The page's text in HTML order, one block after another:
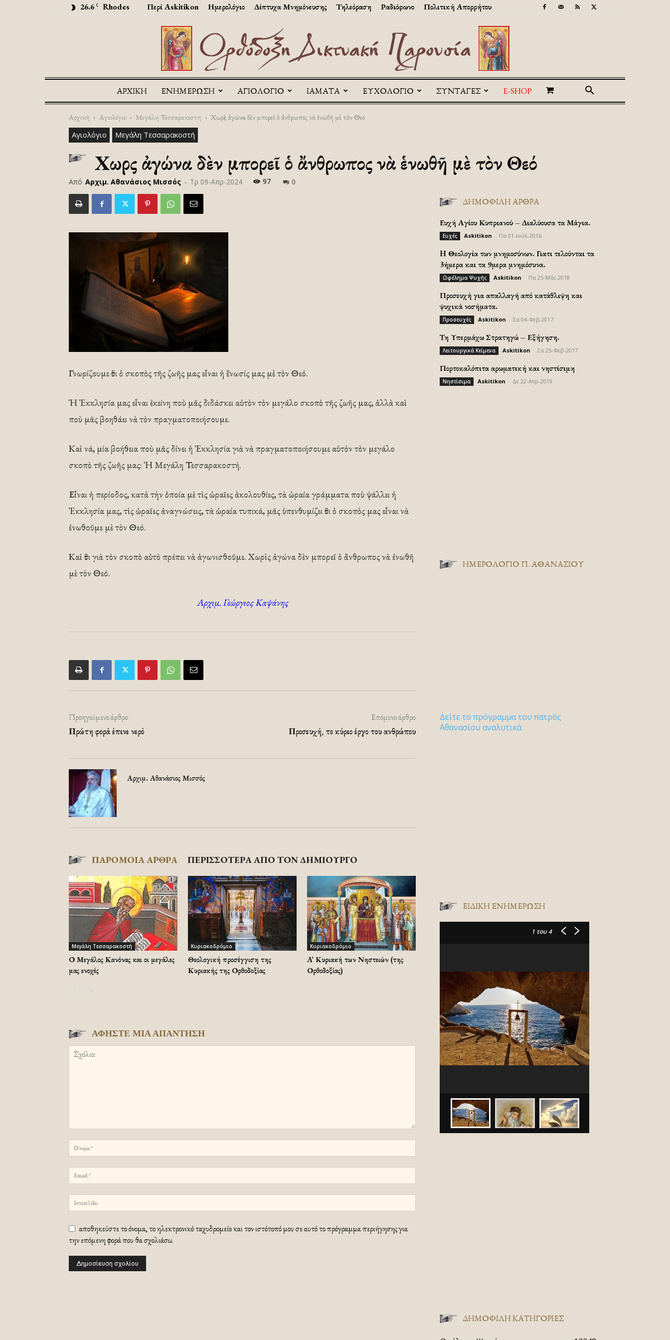
26.6 C Rhodes Περί Askitikon Ημερολόγιο Δίπτυχα Μνημόνευσης Τηλεόραση Ραδιόφωνο Πολιτική Απορρήτου
Askitikon
ΑΡΧΙΚΉ ΕΝΗΜΕΡΩΣΗ ΑΓΙΟΛΟΓΙΟ ΙΑΜΑΤΑ ΕΥΧΟΛΟΓΙΟ ΣΥΝΤΑΓΕΣ E-SHOP
Αρχική Αγιολόγιο Μεγάλη Τεσσαρακοστή Χωρὶς ἀγώνα δὲν μπορεῖ ὁ ἄνθρωπος νὰ ἑνωθῆ μὲ τὸν Θεό
Αγιολόγιο Μεγάλη Τεσσαρακοστή
Χωρὶς ἀγώνα δὲν μπορεῖ ὁ ἄνθρωπος νὰ ἑνωθῆ μὲ τὸν Θεό
Από Αρχιμ. Αθανάσιος Μισσός - Τρ 09-Απρ-2024 97 0
Γνωρίζουμε ὅτι ὁ σκοπὸς τῆς ζωῆς μας εἶναι ἡ ἕνωσίς μας μὲ τὸν Θεό.
Ἡ Ἐκκλησία μας εἶναι ἐκείνη ποὺ μᾶς διδάσκει αὐτὸν τὸν μεγάλο σκοπὸ τῆς ζωῆς μας, ἀλλὰ καὶ
ποὺ μᾶς βοηθάει νὰ τὸν πραγματοποιήσουμε.
Καὶ νά, μία βοήθεια ποὺ μᾶς δίνει ἡ Ἐκκλησία γιὰ νὰ πραγματοποιήσουμε αὐτὸν τὸν μεγάλο
σκοπὸ τῆς ζωῆς μας: Ἡ Μεγάλη Τεσσαρακοστή.
Εἶναι ἡ περίοδος, κατὰ τὴν ὁποία μὲ τὶς ὡραῖες ἀκολουθίες, τὰ ὡραία γράμματα ποὺ ψάλλει ἡ
Ἐκκλησία μας, τὶς ὡραῖες ἀναγνώσεις, τὰ ὡραία τυπικά, μᾶς ὑπενθυμίζει ὅτι ὁ σκοπὸς μας εἶναι νὰ
ἑνωθοῦμε μὲ τὸν Θεό.
Καὶ ὅτι γιὰ τὸν σκοπὸ αὐτὸ πρέπει νὰ ἀγωνισθοῦμε. Χωρὶς ἀγώνα δὲν μπορεῖ ὁ ἄνθρωπος νὰ ἑνωθῆ
μὲ τὸν Θεό.
Αρχιμ. Γεώργιος Καψάνης
Προηγούμενο άρθρο
Πρώτη φορά έπινε νερό
Επόμενο άρθρο
Προσευχή, το κύριο έργο του ανθρώπου
Αρχιμ. Αθανάσιος Μισσός
ΠΑΡΟΜΟΙΑ ΑΡΘΡΑ ΠΕΡΙΣΣΟΤΕΡΑ ΑΠΟ ΤΟΝ ΔΗΜΙΟΥΡΓΟ
Μεγάλη Τεσσαρακοστή
Ο Μεγάλος Κανόνας και οι μεγάλες
μας ενοχές
Κυριακοδρόμιο
Θεολογική προσέγγιση της
Κυριακής της Ορθοδοξίας
Κυριακοδρόμιο
A’ Κυριακή των Νηστειών (της
Ορθοδοξίας)
ΑΦΗΣΤΕ ΜΙΑ ΑΠΑΝΤΗΣΗ
αποθηκεύστε το όνομα, το ηλεκτρονικό ταχυδρομείο και τον ιστότοπό μου σε αυτό το πρόγραμμα περιήγησης για
την επόμενη φορά που θα σχολιάσω.
ΔΗΜΟΦΙΛΗ ΑΡΘΡΑ
Ευχή Αγίου Κυπριανού – Διαλύουσα τα Μάγια.
Ευχές Askitikon Πα 01-Ιούλ-2016
H Θεολογία των μνημοσύνων. Γιατι τελούνται τα
3ήμερα και τα 9μερα μνημόσυνα.
Ωφέλημα Ψυχής Askitikon Πα 25-Μάι-2018
Προσευχή για απαλλαγή από κατάθλιψη και
ψυχικά νοσήματα.
Προσευχές Askitikon Σα 04-Φεβ-2017
Τη Υπερμάχω Στρατηγώ – Εξήγηση.
Λειτουργικά Κείμενα Askitikon Σα 25-Φεβ-2017
Πορτοκαλόπιτα αρωματική και νηστίσιμη
Νηστίσιμα Askitikon Δε 22-Απρ-2019
ΗΜΕΡΟΛΟΓΙΟ Π. ΑΘΑΝΑΣΙΟΥ
Δείτε το πρόγραμμα του πατρός
Αθανασίου αναλυτικά
ΕΙΔΙΚΉ ΕΝΗΜΈΡΩΣΗ
1 του 4
ΔΗΜΟΦΙΛΗ ΚΑΤΗΓΟΡΙΕΣ